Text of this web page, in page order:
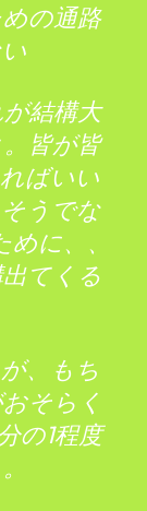
の通路
結構大
皆が皆
ばいい
うでな
に、、
てくる
、もち
そらく
の1程度